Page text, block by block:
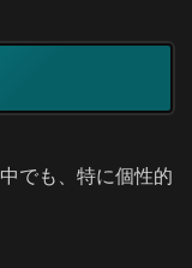
でも、特に個性的